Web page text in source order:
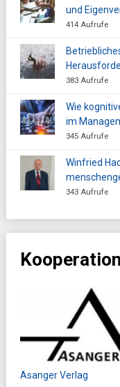
und
414 Aufrufe
383 Aufrufe
Wie
im
345 Aufrufe
Winfried
343 Aufrufe
Asanger Verlag